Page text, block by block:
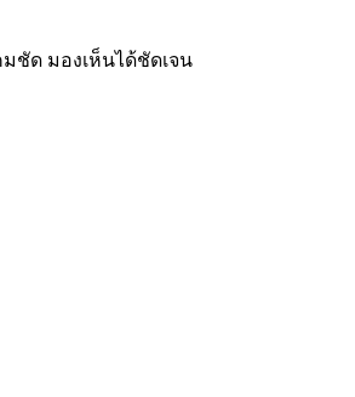
ชัด มองเห็นได้ชัดเจน